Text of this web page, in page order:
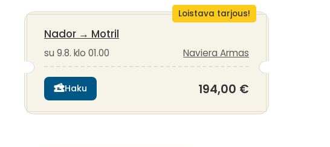
Loistava tarjous!
Nador → Motril
su 9.8. klo 01.00 Naviera Armas
Haku 194,00 €